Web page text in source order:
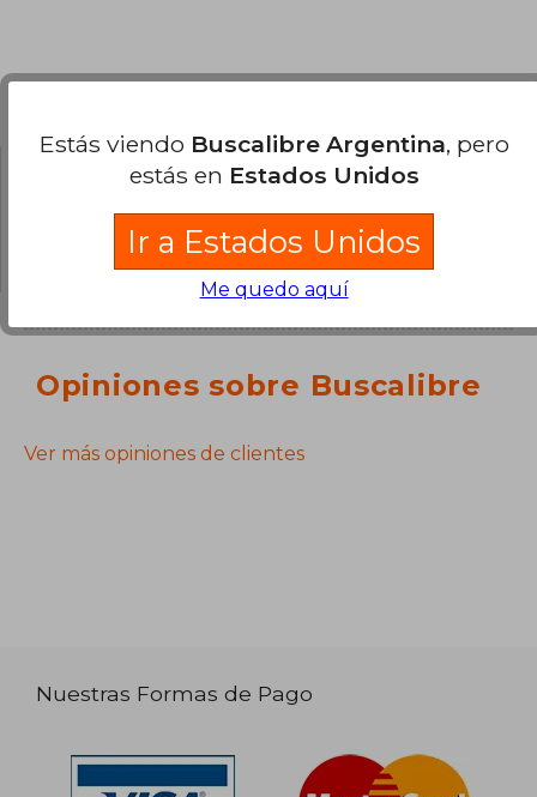
para poder agregar tu propia pregunta.
Opiniones sobre Buscalibre
Ver más opiniones de clientes
Nuestras Formas de Pago
Estás viendo Buscalibre Argentina, pero
estás en Estados Unidos
Ir a Estados Unidos
Me quedo aquí